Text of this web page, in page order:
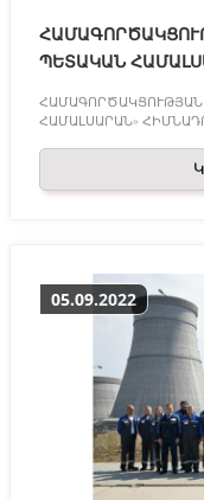
ՊԵՏԱԿԱՆ
ՀԱՄԱԼՍԱՐԱՆ»
05.09.2022